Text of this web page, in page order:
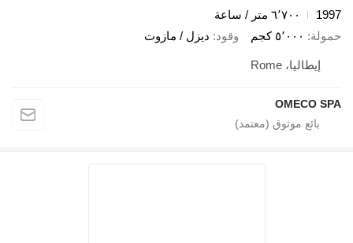
1997
٦٬٧٠٠ متر / ساعة
حمولة
٥٬٠٠٠ كجم وقود ديزل / مازوت
إيطاليا، Rome
OMECO SPA